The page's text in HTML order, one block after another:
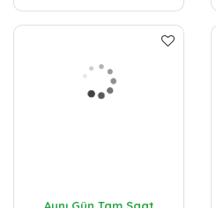
Aynı Gün Tam Saat